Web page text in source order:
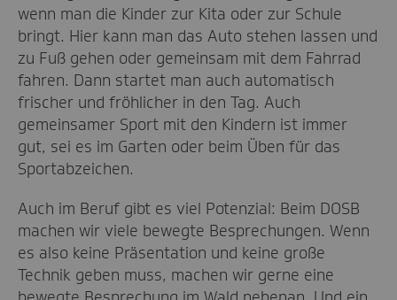
wenn man die Kinder zur Kita oder zur Schule
bringt. Hier kann man das Auto stehen lassen und
zu Fuß gehen oder gemeinsam mit dem Fahrrad
fahren. Dann startet man auch automatisch
frischer und fröhlicher in den Tag. Auch
gemeinsamer Sport mit den Kindern ist immer
gut, sei es im Garten oder beim Üben für das
Sportabzeichen.
Auch im Beruf gibt es viel Potenzial: Beim DOSB
machen wir viele bewegte Besprechungen. Wenn
es also keine Präsentation und keine große
Technik geben muss, machen wir gerne eine